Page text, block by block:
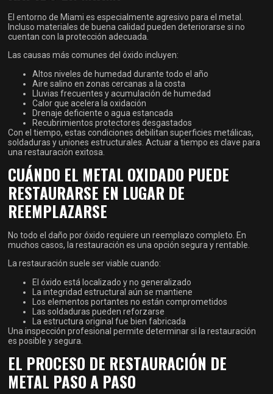
El entorno de Miami es especialmente agresivo para el metal.
Incluso materiales de buena calidad pueden deteriorarse si no
cuentan con la protección adecuada.
Las causas más comunes del óxido incluyen:
Altos niveles de humedad durante todo el año
Aire salino en zonas cercanas a la costa
Lluvias frecuentes y acumulación de humedad
Calor que acelera la oxidación
Drenaje deficiente o agua estancada
Recubrimientos protectores desgastados
Con el tiempo, estas condiciones debilitan superficies metálicas,
soldaduras y uniones estructurales. Actuar a tiempo es clave para
una restauración exitosa.
CUÁNDO EL METAL OXIDADO PUEDE
RESTAURARSE EN LUGAR DE
REEMPLAZARSE
No todo el daño por óxido requiere un reemplazo completo. En
muchos casos, la restauración es una opción segura y rentable.
La restauración suele ser viable cuando:
El óxido está localizado y no generalizado
La integridad estructural aún se mantiene
Los elementos portantes no están comprometidos
Las soldaduras pueden reforzarse
La estructura original fue bien fabricada
Una inspección profesional permite determinar si la restauración
es posible y segura.
EL PROCESO DE RESTAURACIÓN DE
METAL PASO A PASO